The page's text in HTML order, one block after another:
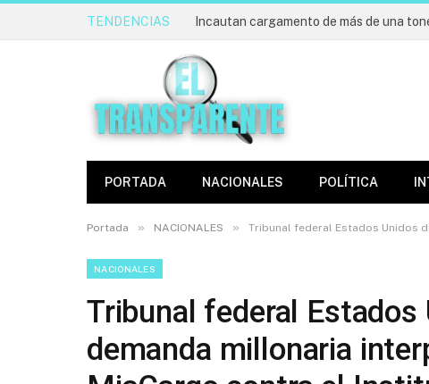
TENDENCIAS
PORTADA NACIONALES POLÍTICA
Portada » NACIONALES » Tribunal federal Estados Unidos
NACIONALES
Tribunal federal
demanda millonaria